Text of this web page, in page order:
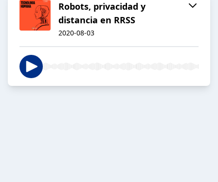
Robots, privacidad y
distancia en RRSS
2020-08-03